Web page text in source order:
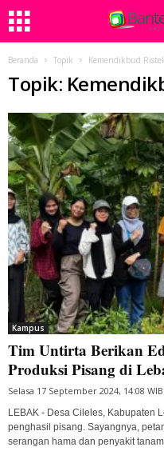
Beranda Topik Kemendikbud
Topik:
Kampus
Tim Untirta Berikan
Produksi Pisang di
Selasa 17 September 2024, 14:08 WIB
LEBAK - Desa Cileles, Kabupaten
penghasil pisang. Sayangnya,
serangan hama dan penyakit